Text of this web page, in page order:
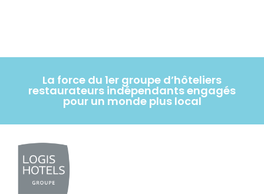
La force du 1er groupe d’hôteliers
restaurateurs indépendants engagés
pour un monde plus local